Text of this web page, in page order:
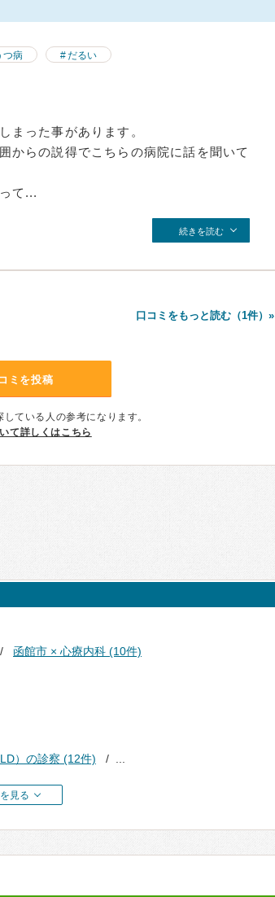
つ病 だるい
まった事があります。
からの説得でこちらの病院に話を聞いて
て...
続きを読む
口コミをもっと読む（1件）»
ミを投稿
ている人の参考になります。
て詳しくはこちら
函館市 × 心療内科 (10件)
）の診察 (12件)
見る